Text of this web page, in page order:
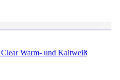
Warm- und Kaltweiß